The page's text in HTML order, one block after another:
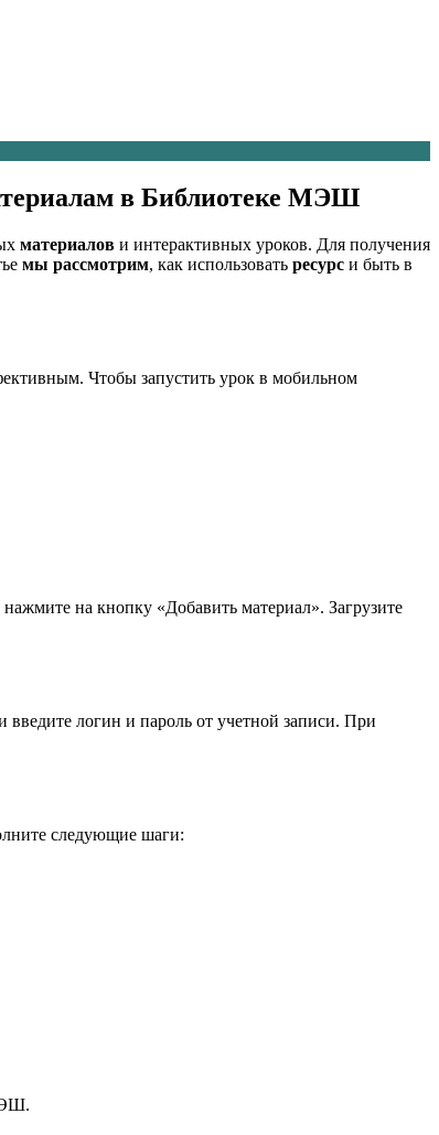
в Библиотеке МЭШ
материалов и интерактивных уроков. Для получения
мы рассмотрим, как использовать ресурс и быть в
Чтобы запустить урок в мобильном
на кнопку «Добавить материал». Загрузите
введите логин и пароль от учетной записи. При
следующие шаги: